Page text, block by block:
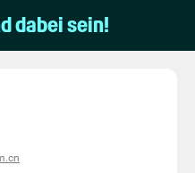
dabei sein!